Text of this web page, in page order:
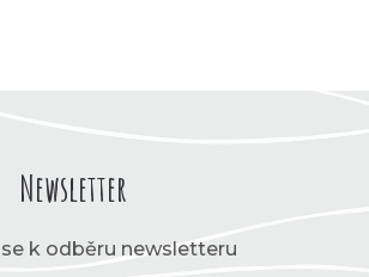
Newsletter
k odběru newsletteru